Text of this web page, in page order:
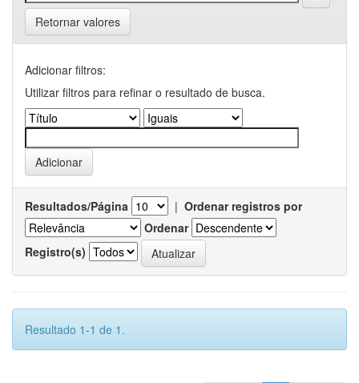
Retornar valores
Adicionar filtros:
Utilizar filtros para refinar o resultado de busca.
Resultados/Página | Ordenar registros por
Ordenar
Registro(s)
Resultado 1-1 de 1.